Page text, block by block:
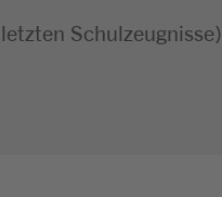
Schulzeugnisse).